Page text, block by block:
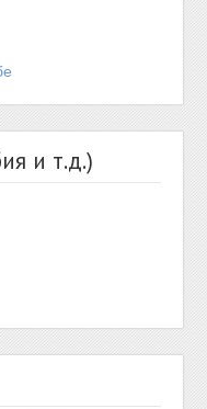
и т.д.)